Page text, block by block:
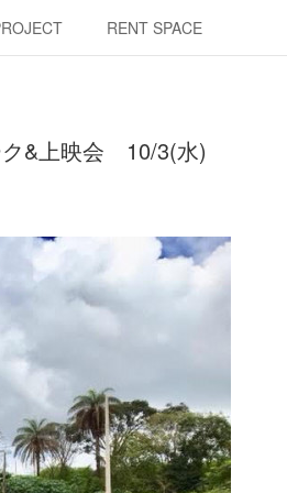
RENT SPACE
ク&上映会 10/3(水)